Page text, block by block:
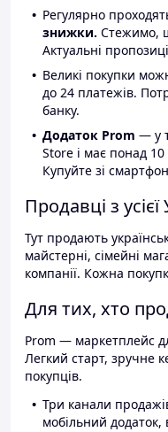
Регулярно
знижки. Стежимо,
Актуальні
Великі покупки
до 24 платежів.
банку.
Додаток Prom — у
Store і має понад
Купуйте зі
Продавці з
Тут продають
майстерні, сімейні
компанії. Кожна
Для тих, хто
Prom — маркетплейс
Легкий старт, зручне
покупців.
Три канали
мобільний додаток,